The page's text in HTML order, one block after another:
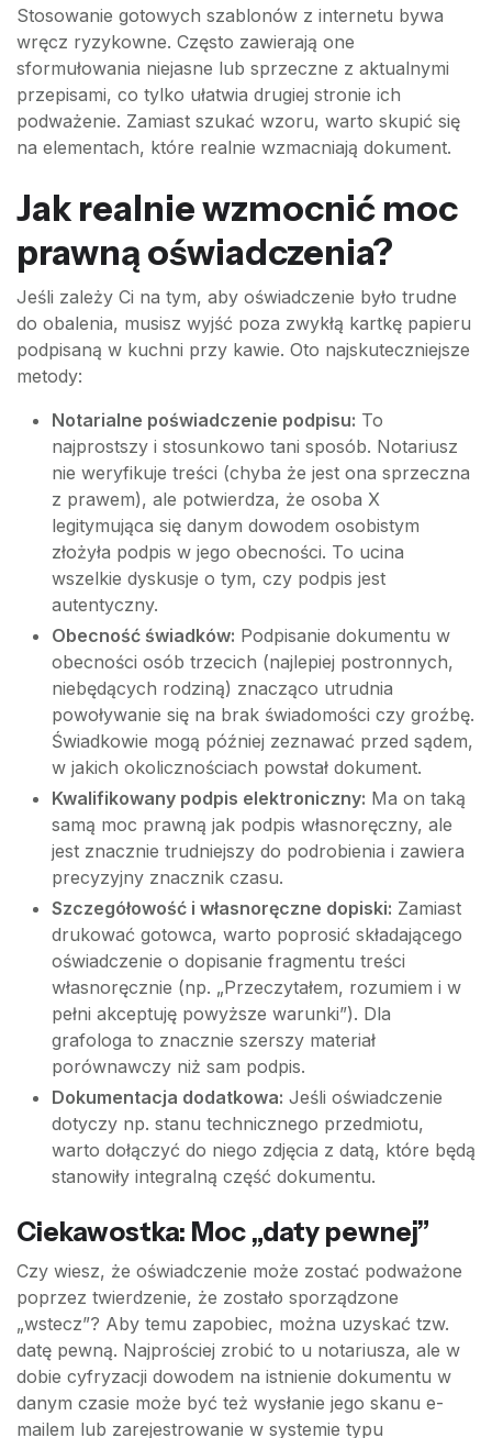
Stosowanie gotowych szablonów z internetu bywa
wręcz ryzykowne. Często zawierają one
sformułowania niejasne lub sprzeczne z aktualnymi
przepisami, co tylko ułatwia drugiej stronie ich
podważenie. Zamiast szukać wzoru, warto skupić się
na elementach, które realnie wzmacniają dokument.
Jak realnie wzmocnić moc
prawną oświadczenia?
Jeśli zależy Ci na tym, aby oświadczenie było trudne
do obalenia, musisz wyjść poza zwykłą kartkę papieru
podpisaną w kuchni przy kawie. Oto najskuteczniejsze
metody:
Notarialne poświadczenie podpisu: To
najprostszy i stosunkowo tani sposób. Notariusz
nie weryfikuje treści (chyba że jest ona sprzeczna
z prawem), ale potwierdza, że osoba X
legitymująca się danym dowodem osobistym
złożyła podpis w jego obecności. To ucina
wszelkie dyskusje o tym, czy podpis jest
autentyczny.
Obecność świadków: Podpisanie dokumentu w
obecności osób trzecich (najlepiej postronnych,
niebędących rodziną) znacząco utrudnia
powoływanie się na brak świadomości czy groźbę.
Świadkowie mogą później zeznawać przed sądem,
w jakich okolicznościach powstał dokument.
Kwalifikowany podpis elektroniczny: Ma on taką
samą moc prawną jak podpis własnoręczny, ale
jest znacznie trudniejszy do podrobienia i zawiera
precyzyjny znacznik czasu.
Szczegółowość i własnoręczne dopiski: Zamiast
drukować gotowca, warto poprosić składającego
oświadczenie o dopisanie fragmentu treści
własnoręcznie (np. „Przeczytałem, rozumiem i w
pełni akceptuję powyższe warunki”). Dla
grafologa to znacznie szerszy materiał
porównawczy niż sam podpis.
Dokumentacja dodatkowa: Jeśli oświadczenie
dotyczy np. stanu technicznego przedmiotu,
warto dołączyć do niego zdjęcia z datą, które będą
stanowiły integralną część dokumentu.
Ciekawostka: Moc „daty pewnej”
Czy wiesz, że oświadczenie może zostać podważone
poprzez twierdzenie, że zostało sporządzone
„wstecz”? Aby temu zapobiec, można uzyskać tzw.
datę pewną. Najprościej zrobić to u notariusza, ale w
dobie cyfryzacji dowodem na istnienie dokumentu w
danym czasie może być też wysłanie jego skanu e-
mailem lub zarejestrowanie w systemie typu